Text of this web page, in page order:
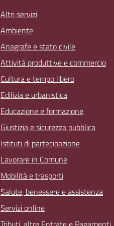
Altri servizi
Ambiente
Anagrafe e stato civile
Attività produttive e commercio
Cultura e tempo libero
Edilizia e urbanistica
Educazione e formazione
Giustizia e sicurezza pubblica
Istituti di partecipazione
Lavorare in Comune
Mobilità e trasporti
Salute, benessere e assistenza
Servizi online